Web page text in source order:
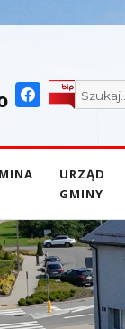
URZĄD
GMINY